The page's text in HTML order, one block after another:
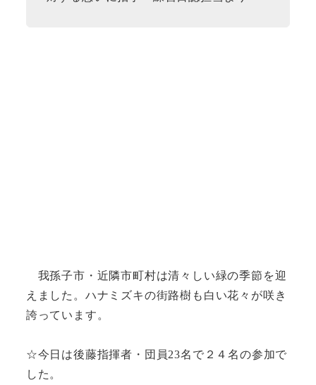
我孫子市・近隣市町村は清々しい緑の季節を迎
えました。ハナミズキの街路樹も白い花々が咲き
誇っています。
☆今日は後藤指揮者・団員23名で２４名の参加で
した。